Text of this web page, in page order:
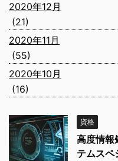
2020年12月
(21)
2020年11月
(55)
2020年10月
(16)
資格
高度情報
テムスペ